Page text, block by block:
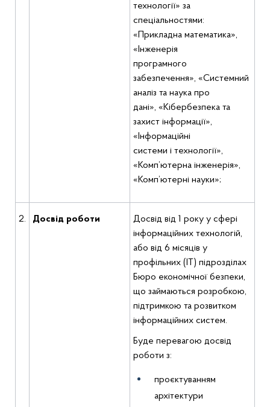
технології» за
спеціальностями:
«Прикладна математика»,
«Інженерія
програмного
забезпечення», «Системний
аналіз та наука про
дані», «Кібербезпека та
захист інформації»,
«Інформаційні
системи і технології»,
«Комп’ютерна інженерія»,
«Комп’ютерні науки»;
2. Досвід роботи
Досвід від 1 року у сфері
інформаційних технологій,
або від 6 місяців у
профільних (ІТ) підрозділах
Бюро економічної безпеки,
що займаються розробкою,
підтримкою та розвитком
інформаційних систем.
Буде перевагою досвід
роботи з:
проєктуванням
архітектури